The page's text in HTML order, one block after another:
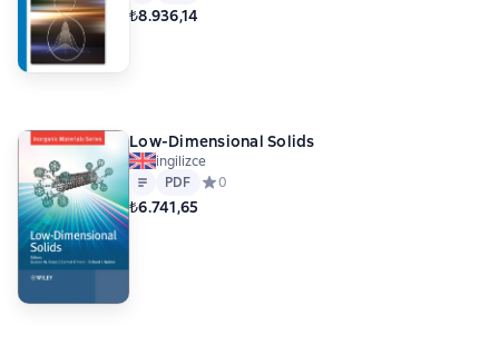
₺8.936,14
Low-Dimensional Solids
ingilizce
Metin
PDF
PDF Средний рейтинг 0 на основе 0 оценок
0
₺6.741,65